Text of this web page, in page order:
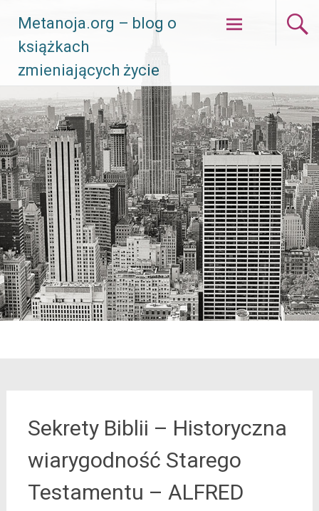
Metanoja.org – blog o
książkach
zmieniających życie
Skip
to
Sekrety Biblii – Historyczna
wiarygodność Starego
Testamentu – ALFRED